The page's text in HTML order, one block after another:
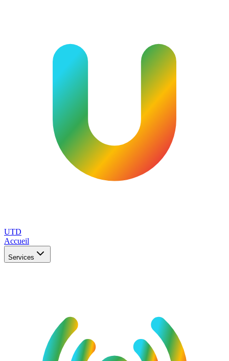
UTD
Accueil
Services